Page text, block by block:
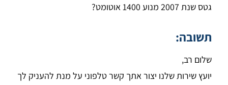
גטס שנת 2007 מנוע 1400 אוטומט?
תשובה:
שלום רב,
יועץ שירות שלנו יצור אתך קשר טלפוני על מנת להעניק לך